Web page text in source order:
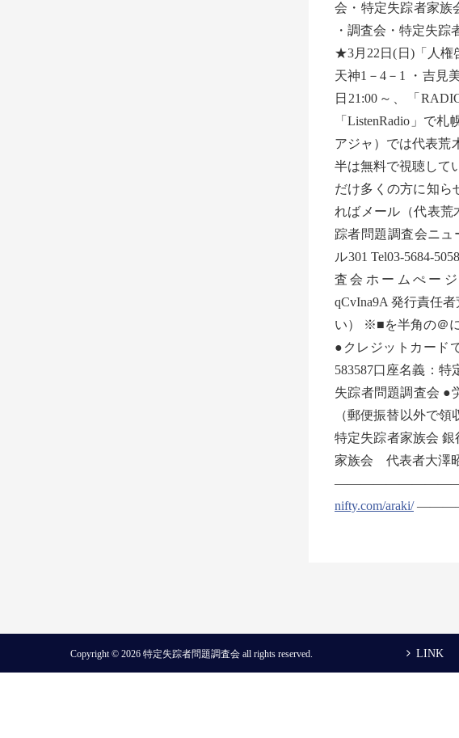
会・特定失踪者家族
・調査会・特定失
★3月22日(日)「人権
天神1－4－1 ・吉
日21:00～、「
「ListenRadio」で
アジャ）では代表荒
半は無料で視聴して
だけ多くの方に知ら
ればメール（代表荒
踪者問題調査会
ル301 Tel03-5684-
査会ホームぺージ：
qCvIna9A 発行責任
い） ※■を半角の＠
●クレジットカード
583587口座名義：
失踪者問題調査会
（郵便振替以外で
特定失踪者家族会
家族会 代表者大澤昭
nifty.com/araki/
Copyright © 2026 特定失踪者問題調査会 all rights reserved. LINK